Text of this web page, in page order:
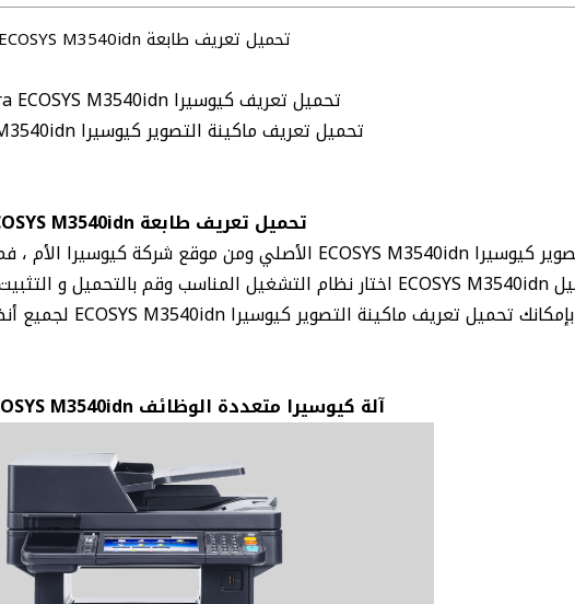
تحميل تعريف طابعة ECOSYS M3540idn
تحميل تعريف كيوسيرا Kyocera ECOSYS M3540idn
تحميل تعريف ماكينة التصوير كيوسيرا ECOSYS M3540idn
تحميل تعريف طابعة ECOSYS M3540idn
بإمكانك تحميل تعريف ماكينة التصوير كيوسيرا ECOSYS M3540idn لجميع أنظمة التشغيل ، ويندوز و ماك و لينكس
آلة كيوسيرا متعددة الوظائف Kyocera ECOSYS M3540idn